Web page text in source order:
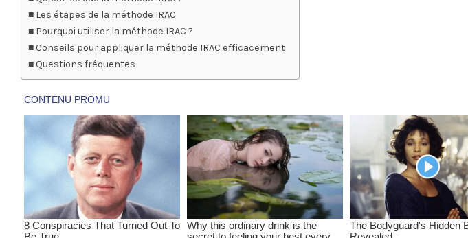
Les étapes de la méthode IRAC
Pourquoi utiliser la méthode IRAC ?
Conseils pour appliquer la méthode IRAC efficacement
Questions fréquentes